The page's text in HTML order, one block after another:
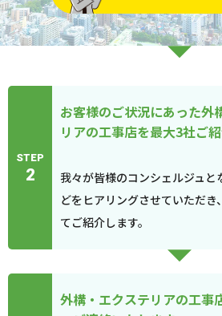
STEP
2
お客様のご状況にあった外
リアの工事店を最大3社ご
我々が皆様のコンシェルジュと
どをヒアリングさせていただ
てご紹介します。
外構・エクステリアの工事